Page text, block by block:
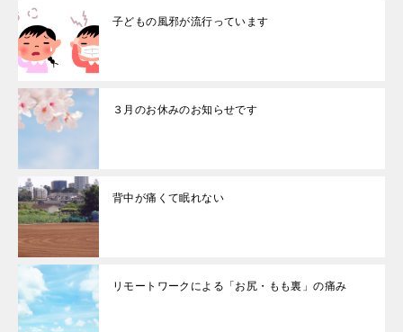
子どもの風邪が流行っています
３月のお休みのお知らせです
背中が痛くて眠れない
リモートワークによる「お尻・もも裏」の痛み